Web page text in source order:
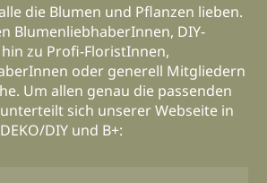
die Blumen und Pflanzen lieben.
BlumenliebhaberInnen, DIY-
zu Profi-FloristInnen,
oder generell Mitgliedern
Um allen genau die passenden
sich unserer Webseite in
DIY und B+: